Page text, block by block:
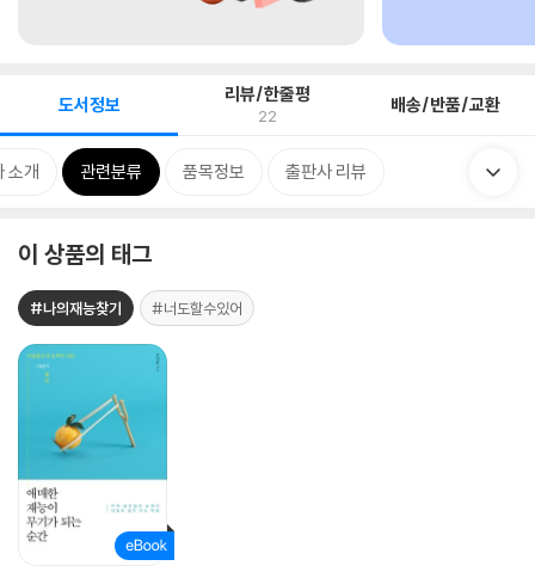
도서정보 리뷰/한줄평
22 배송/반품/교환
소개 관련분류 품목정보 출판사 리뷰
이 상품의 태그
#나의재능찾기 #너도할수있어